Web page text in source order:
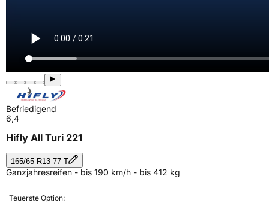
Befriedigend
6,4
Hifly All Turi 221
165/65 R13 77 T
Ganzjahresreifen - bis 190 km/h - bis 412 kg
Teuerste Option: